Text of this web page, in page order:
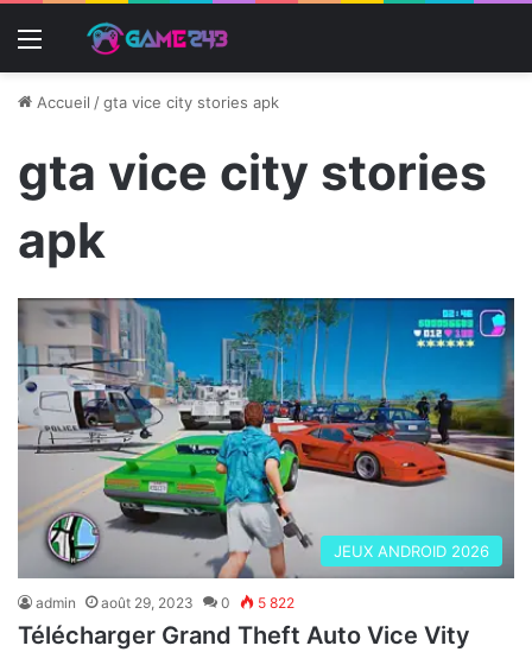
Menu
Accueil /gta vice city stories apk
gta vice city stories
apk
JEUX ANDROID 2026
admin août 29, 2023 0 5 822
Télécharger Grand Theft Auto Vice Vity